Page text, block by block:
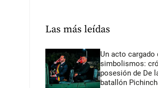
Las más leídas
Un acto cargado
simbolismos:
posesión de De
batallón